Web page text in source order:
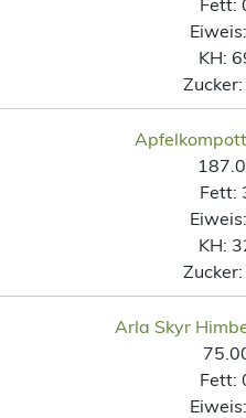
Eiweis:
KH:
Zucker:
Fett:
Eiweis:
KH:
Zucker:
Arla Skyr
Fett:
Eiweis: